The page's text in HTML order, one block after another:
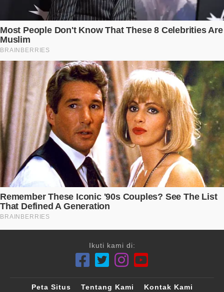
Ikuti kami di:
Peta Situs Tentang Kami Kontak Kami